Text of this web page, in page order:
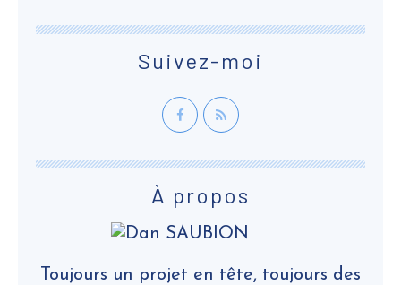
Suivez-moi
À propos
Toujours un projet en tête, toujours des